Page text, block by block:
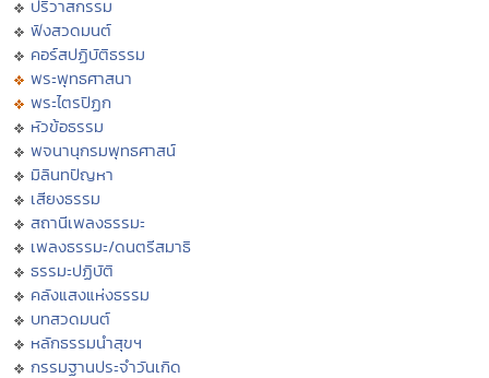
ปริวาสกรรม
ฟังสวดมนต์
คอร์สปฏิบัติธรรม
พระพุทธศาสนา
พระไตรปิฏก
หัวข้อธรรม
พจนานุกรมพุทธศาสน์
มิลินทปัญหา
เสียงธรรม
สถานีเพลงธรรมะ
เพลงธรรมะ/ดนตรีสมาธิ
ธรรมะปฏิบัติ
คลังแสงแห่งธรรม
บทสวดมนต์
หลักธรรมนำสุขฯ
กรรมฐานประจำวันเกิด